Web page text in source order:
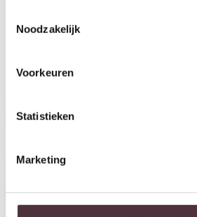
Noodzakelijk
Voorkeuren
Statistieken
Marketing
Productinformatie